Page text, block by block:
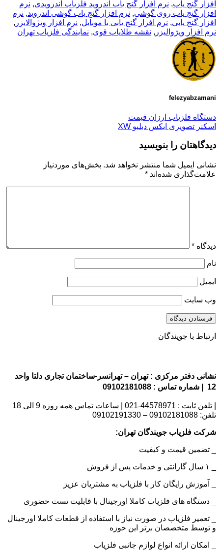
افزار گنج یاب, نرم افزار گنج یاب اندروید فلزیاب اندرویدی, نرم
افزار گنج یاب روی گوشی, نرم افزار گنج یاب گوشی اندروید, نرم
افزار گنج یابی, نرم افزار گنج یابی با موبایل, نرم افزار ویژوالایزر ,
نرم افزار ویژوالیزر , نقشه طلایاب قوی, نمایندگی فلزیاب تهران
felezyabzamani
دستگاه فلزیاب ارزان قیمت
اسکنر تصویری ایکس دبلیو XW
دیدگاهتان را بنویسید
نشانی ایمیل شما منتشر نخواهد شد. بخش‌های موردنیاز
علامت‌گذاری شده‌اند *
دیدگاه *
نام
ایمیل
وب‌ سایت
ارتباط با جویندگان
نشانی دفتر مرکزی : تهران – تهرانسر-ساختمان تجاری دلتا واحد
12 | شماره تماس : 09102181088
| تلفن ثابت : 44578971-021 | ساعات تماس همه روزه 9 الی 18
تلفن: 09102181088 – 09102191330
شرکت فلزیاب جویندگان تهران:
_ تضمین قیمت و کیفیت
_ آموزش رایگان کار با فلزیاب به مشتریان عزیز
_ دستگاه های فلزیاب کاملا اورجینال با قابلیت تست حضوری
_ تعمیر فلزیاب در صورت نیاز با استفاده از قطعات کاملا اورجینال
و توسط متخصصان برتر این حوزه
_ امکان ارائه انواع لوازم جانبی فلزیاب